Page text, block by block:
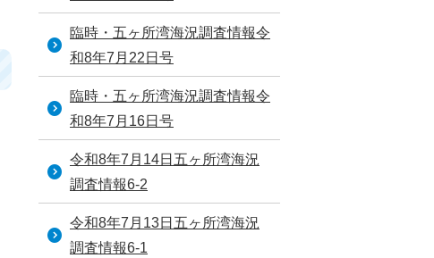
臨時・五ヶ所湾海況調査情報令
和8年7月22日号
臨時・五ヶ所湾海況調査情報令
和8年7月16日号
令和8年7月14日五ヶ所湾海況
調査情報6-2
令和8年7月13日五ヶ所湾海況
調査情報6-1